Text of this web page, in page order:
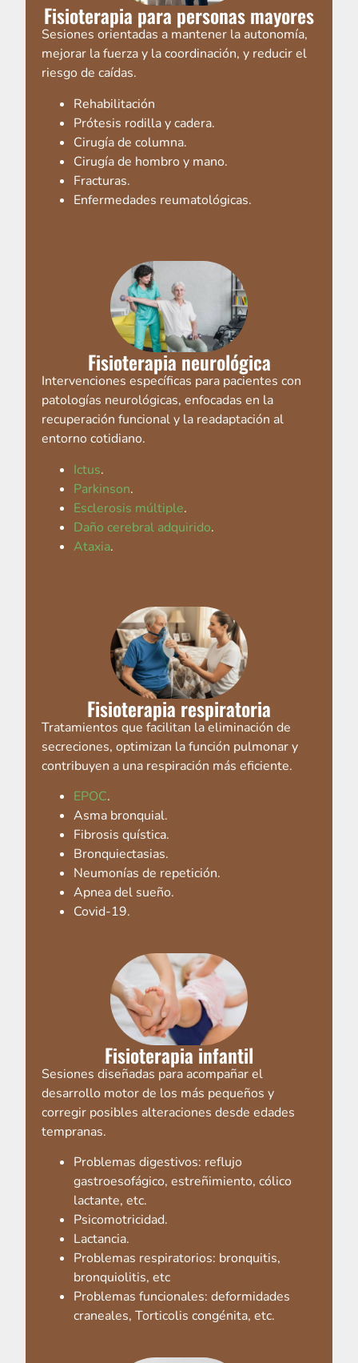
Fisioterapia para personas mayores
Sesiones orientadas a mantener la autonomía,
mejorar la fuerza y la coordinación, y reducir el
riesgo de caídas.
Rehabilitación
Prótesis rodilla y cadera.
Cirugía de columna.
Cirugía de hombro y mano.
Fracturas.
Enfermedades reumatológicas.
Fisioterapia neurológica
Intervenciones específicas para pacientes con
patologías neurológicas, enfocadas en la
recuperación funcional y la readaptación al
entorno cotidiano.
Ictus.
Parkinson.
Esclerosis múltiple.
Daño cerebral adquirido.
Ataxia.
Fisioterapia respiratoria
Tratamientos que facilitan la eliminación de
secreciones, optimizan la función pulmonar y
contribuyen a una respiración más eficiente.
EPOC.
Asma bronquial.
Fibrosis quística.
Bronquiectasias.
Neumonías de repetición.
Apnea del sueño.
Covid-19.
Fisioterapia infantil
Sesiones diseñadas para acompañar el
desarrollo motor de los más pequeños y
corregir posibles alteraciones desde edades
tempranas.
Problemas digestivos: reflujo
gastroesofágico, estreñimiento, cólico
lactante, etc.
Psicomotricidad.
Lactancia.
Problemas respiratorios: bronquitis,
bronquiolitis, etc
Problemas funcionales: deformidades
craneales, Torticolis congénita, etc.